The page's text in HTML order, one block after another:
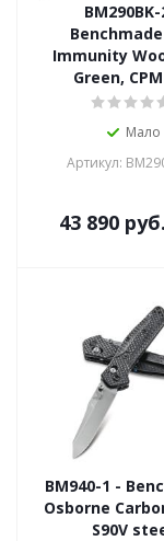
Immunity
Green,
Мало
Артикул:
43 890 руб.
BM940-1 -
Osborne
S90V